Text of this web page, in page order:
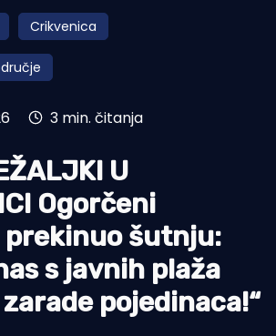
Crikvenica
3 min. čitanja
U
Ogorčeni
šutnju:
s javnih plaža
pojedinaca!“